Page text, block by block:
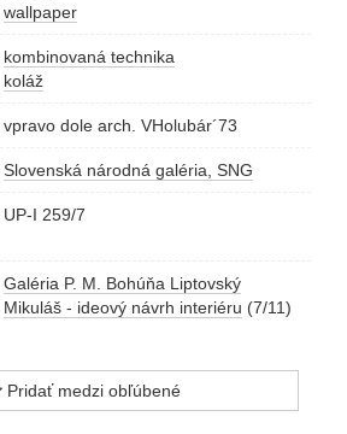
wallpaper
kombinovaná technika
koláž
vpravo dole arch. VHolubár´73
Slovenská národná galéria, SNG
UP-I 259/7
Galéria P. M. Bohúňa Liptovský
Mikuláš - ideový návrh interiéru (7/11)
Pridať medzi obľúbené